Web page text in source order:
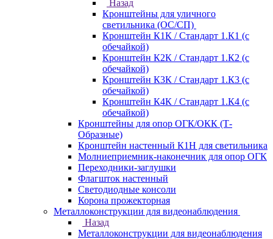
Назад
Кронштейны для уличного
светильника (ОС/СП)
Кронштейн К1К / Стандарт 1.К1 (с
обечайкой)
Кронштейн К2К / Стандарт 1.К2 (с
обечайкой)
Кронштейн К3К / Стандарт 1.К3 (с
обечайкой)
Кронштейн К4К / Стандарт 1.К4 (с
обечайкой)
Кронштейны для опор ОГК/ОКК (Т-
Образные)
Кронштейн настенный К1Н для светильника
Молниеприемник-наконечник для опор ОГК
Переходники-заглушки
Флагшток настенный
Светодиодные консоли
Корона прожекторная
Металлоконструкции для видеонаблюдения
Назад
Металлоконструкции для видеонаблюдения